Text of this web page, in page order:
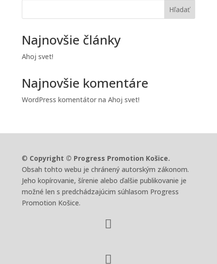
Hľadať
Najnovšie články
Ahoj svet!
Najnovšie komentáre
WordPress komentátorna Ahoj svet!
© Copyright © Progress Promotion Košice.
Obsah tohto webu je chránený autorským zákonom.
Jeho kopírovanie, šírenie alebo ďalšie publikovanie je
možné len s predchádzajúcim súhlasom Progress
Promotion Košice.

